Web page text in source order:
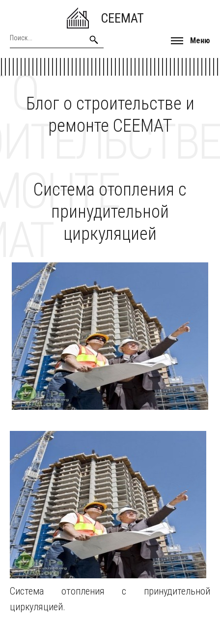
CEEMAT
Меню
Блог о строительстве и
ремонте CEEMAT
О
Система отопления с
принудительной
циркуляцией
Система отопления с принудительной
циркуляцией.